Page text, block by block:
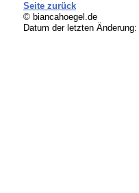
Seite zurück
© biancahoegel.de
Datum der letzten Änderung: